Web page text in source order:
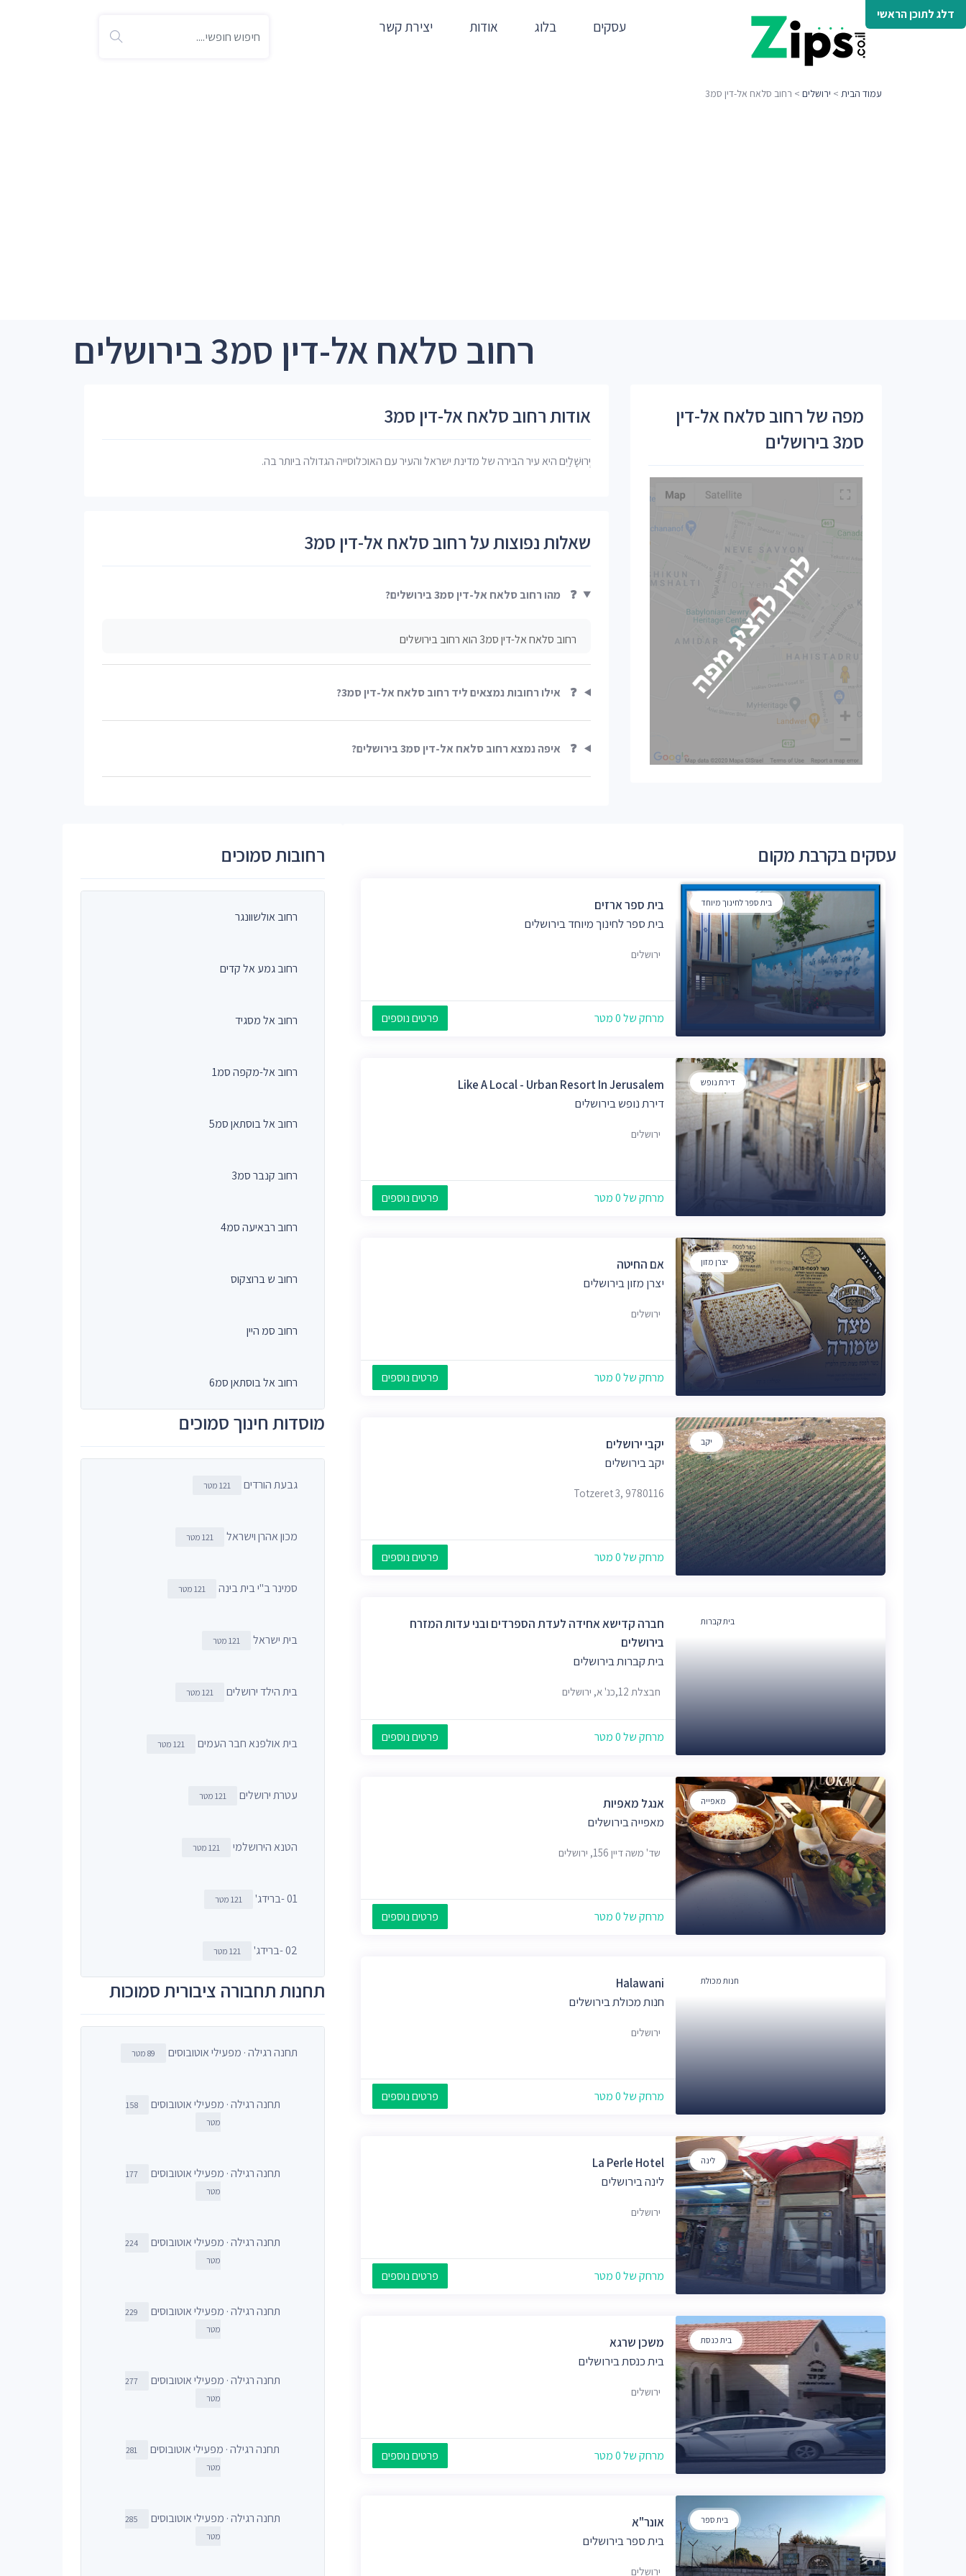
דלג לתוכן הראשי
עסקים בלוג אודות יצירת קשר
עמוד הבית > ירושלים > רחוב סלאח אל-דין סמ3
רחוב סלאח אל-דין סמ3 בירושלים
אודות רחוב סלאח אל-דין סמ3
יְרוּשָׁלַיִם היא עיר הבירה של מדינת ישראל והעיר עם האוכלוסייה הגדולה ביותר בה.
שאלות נפוצות על רחוב סלאח אל-דין סמ3
❓ מהו רחוב סלאח אל-דין סמ3 בירושלים?
רחוב סלאח אל-דין סמ3 הוא רחוב בירושלים
❓ אילו רחובות נמצאים ליד רחוב סלאח אל-דין סמ3?
❓ איפה נמצא רחוב סלאח אל-דין סמ3 בירושלים?
מפה של רחוב סלאח אל-דין
סמ3 בירושלים
עסקים בקרבת מקום
בית ספר לחינוך מיוחד
בית ספר ארזים
בית ספר לחינוך מיוחד בירושלים
ירושלים
מרחק של 0 מטר פרטים נוספים
דירת נופש
Like A Local - Urban Resort In Jerusalem
דירת נופש בירושלים
ירושלים
מרחק של 0 מטר פרטים נוספים
יצרן מזון
אם החיטה
יצרן מזון בירושלים
ירושלים
מרחק של 0 מטר פרטים נוספים
יקב
יקבי ירושלים
יקב בירושלים
Totzeret 3, 9780116
מרחק של 0 מטר פרטים נוספים
בית קברות
חברה קדישא אחידה לעדת הספרדים ובני עדות המזרח
בירושלים
בית קברות בירושלים
חבצלת 12,כנ' א, ירושלים
מרחק של 0 מטר פרטים נוספים
מאפייה
אנגל מאפיות
מאפייה בירושלים
שד' משה דיין 156, ירושלים
מרחק של 0 מטר פרטים נוספים
חנות מכולת
Halawani
חנות מכולת בירושלים
ירושלים
מרחק של 0 מטר פרטים נוספים
לינה
La Perle Hotel
לינה בירושלים
ירושלים
מרחק של 0 מטר פרטים נוספים
בית כנסת
משכן שרגא
בית כנסת בירושלים
ירושלים
מרחק של 0 מטר פרטים נוספים
בית ספר
אונר"א
בית ספר בירושלים
ירושלים
רחובות סמוכים
רחוב אולשוונגר
רחוב גמע אל קדים
רחוב אל מסגיד
רחוב אל-מקפה סמ1
רחוב אל בוסתאן סמ5
רחוב קנבר סמ3
רחוב רבאיעה סמ4
רחוב ש ברוצקוס
רחוב סמ היין
רחוב אל בוסתאן סמ6
מוסדות חינוך סמוכים
גבעת הורדים 121 מטר
מכון אהרן וישראל 121 מטר
סמינר ב"י בית בינה 121 מטר
בית ישראל 121 מטר
בית הילד ירושלים 121 מטר
בית אולפנא חבר העמים 121 מטר
עטרת ירושלים 121 מטר
הטנא הירושלמי 121 מטר
01 -ברידג' 121 מטר
02 -ברידג' 121 מטר
תחנות תחבורה ציבורית סמוכות
תחנה רגילה · מפעילי אוטובוסים 89 מטר
תחנה רגילה · מפעילי אוטובוסים
158
מטר
תחנה רגילה · מפעילי אוטובוסים
177
מטר
תחנה רגילה · מפעילי אוטובוסים
224
מטר
תחנה רגילה · מפעילי אוטובוסים
229
מטר
תחנה רגילה · מפעילי אוטובוסים
277
מטר
תחנה רגילה · מפעילי אוטובוסים
281
מטר
תחנה רגילה · מפעילי אוטובוסים
285
מטר